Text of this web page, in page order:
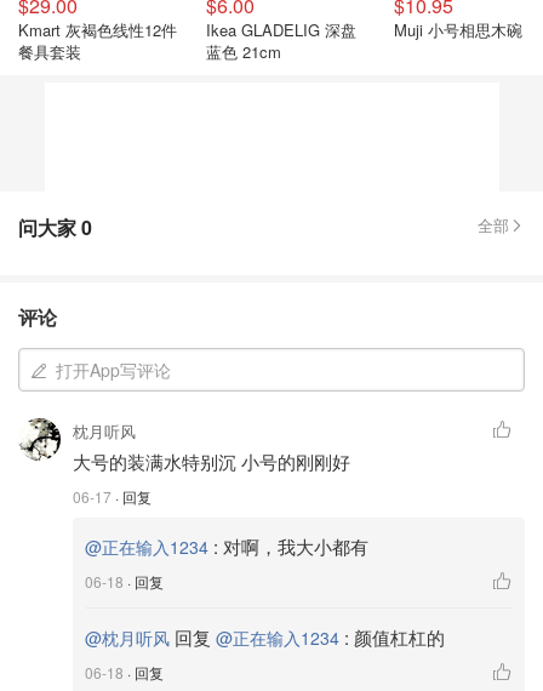
Kmart 灰褐色线性12件
餐具套装
Ikea GLADELIG 深盘
蓝色 21cm
Muji 小号相思木碗
问大家0 全部
评论
打开App写评论
枕月听风
大号的装满水特别沉 小号的刚刚好
06-17 · 回复
@正在输入1234 : 对啊，我大小都有
06-18 · 回复
@枕月听风 回复 @正在输入1234 : 颜值杠杠的
06-18 · 回复